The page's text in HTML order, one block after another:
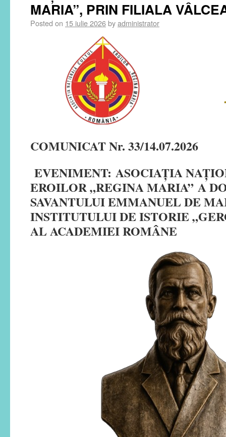
MARIA”, PRIN FILIALA
Posted on 15 iulie 2026byadministrator
COMUNICAT Nr. 33/14.07.2026
EVENIMENT: ASOCIAȚIA
EROILOR „REGINA MARIA” A
SAVANTULUI EMMANUEL DE
INSTITUTULUI DE ISTORIE
AL ACADEMIEI ROMÂNE